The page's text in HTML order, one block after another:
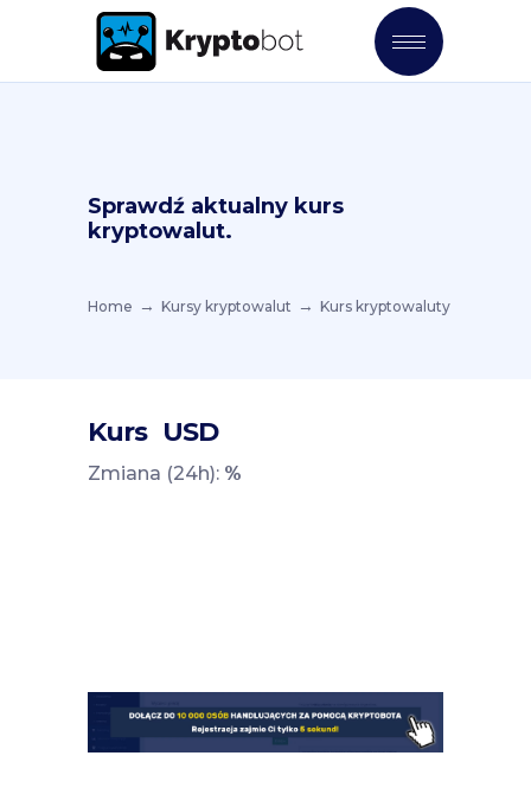
Sprawdź aktualny kurs
kryptowalut.
Home Kursy kryptowalut Kurs kryptowaluty
Kurs USD
Zmiana (24h): %